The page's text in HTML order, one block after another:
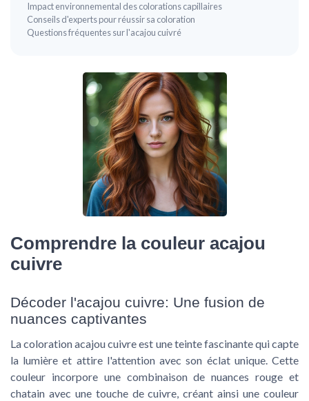
Impact environnemental des colorations capillaires
Conseils d'experts pour réussir sa coloration
Questions fréquentes sur l'acajou cuivré
Comprendre la couleur acajou
cuivre
Décoder l'acajou cuivre: Une fusion de
nuances captivantes
La colorationacajou cuivreest une teinte fascinante qui capte
la lumière et attire l'attention avec son éclat unique. Cette
couleur incorpore une combinaison de nuancesrouge et
chatain avec une touche decuivre, créant ainsi une couleur